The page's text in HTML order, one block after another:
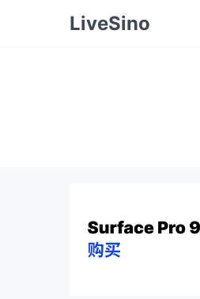
LiveSino